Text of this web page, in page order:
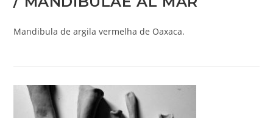
Mandibula de argila vermelha de Oaxaca.